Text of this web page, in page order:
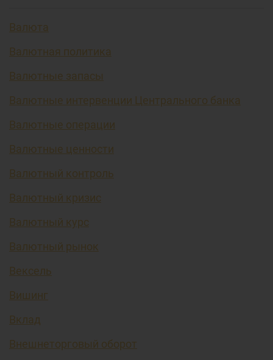
Валюта
Валютная политика
Валютные запасы
Валютные интервенции Центрального банка
Валютные операции
Валютные ценности
Валютный контроль
Валютный кризис
Валютный курс
Валютный рынок
Вексель
Вишинг
Вклад
Внешнеторговый оборот